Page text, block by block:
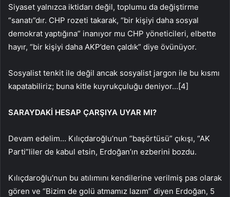
Siyaset yalnızca iktidarı değil, toplumu da değiştirme
“sanatı”dır. CHP rozeti takarak, “bir kişiyi daha sosyal
demokrat yaptığına” inanıyor mu CHP yöneticileri, elbette
hayır, “bir kişiyi daha AKP’den çaldık” diye övünüyor.
Sosyalist tenkit ile değil ancak sosyalist jargon ile bu kısmı
kapatabiliriz; buna kitle kuyrukçuluğu deniyor…[4]
SARAYDAKİ HESAP ÇARŞIYA UYAR MI?
Devam edelim… Kılıçdaroğlu’nun “başörtüsü” çıkışı, “AK
Parti”liler de kabul etsin, Erdoğan’ın ezberini bozdu.
Kılıçdaroğlu’nun bu atılımını kendilerine verilmiş pas olarak
gören ve “Bizim de golü atmamız lazım” diyen Erdoğan, 5